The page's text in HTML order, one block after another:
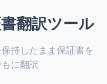
翻訳ツール
持したまま保証書を
に翻訳